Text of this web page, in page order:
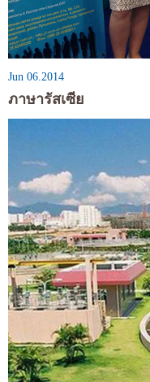
Jun 06.2014
ภาษารัสเซีย